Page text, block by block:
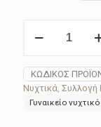
γυναικείο
33346-
071
ποσότητα
ΚΩΔΙΚΌΣ
Νυχτικά Συλλογή
Γυναικείο